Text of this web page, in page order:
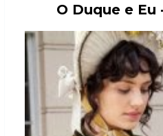
O Duque e Eu